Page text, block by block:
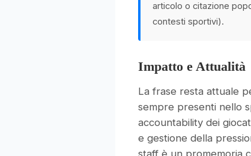
articolo o citazione
contesti sportivi).
Impatto e Attualità
La frase resta attuale
sempre presenti nello
accountability dei
e gestione della
staff è un promemoria